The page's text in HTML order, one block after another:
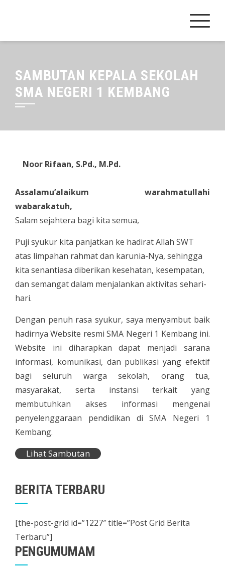
SAMBUTAN KEPALA SEKOLAH
SMA NEGERI 1 KEMBANG
Noor Rifaan, S.Pd., M.Pd.
Assalamu’alaikum warahmatullahi
wabarakatuh,
Salam sejahtera bagi kita semua,
Puji syukur kita panjatkan ke hadirat Allah SWT
atas limpahan rahmat dan karunia-Nya, sehingga
kita senantiasa diberikan kesehatan, kesempatan,
dan semangat dalam menjalankan aktivitas sehari-
hari.
Dengan penuh rasa syukur, saya menyambut baik
hadirnya Website resmi SMA Negeri 1 Kembang ini.
Website ini diharapkan dapat menjadi sarana
informasi, komunikasi, dan publikasi yang efektif
bagi seluruh warga sekolah, orang tua,
masyarakat, serta instansi terkait yang
membutuhkan akses informasi mengenai
penyelenggaraan pendidikan di SMA Negeri 1
Kembang.
Lihat Sambutan
BERITA TERBARU
[the-post-grid id=”1227″ title=”Post Grid Berita
Terbaru”]
PENGUMUMAM